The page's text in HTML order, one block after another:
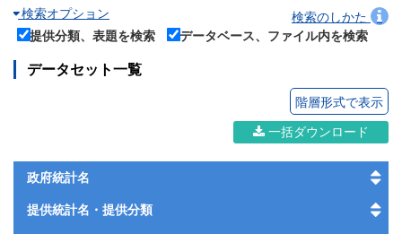
検索オプション
検索のしかた
提供分類、表題を検索
データベース、ファイル内を検索
データセット一覧
階層形式で表示
一括ダウンロード
政府統計名
提供統計名・提供分類